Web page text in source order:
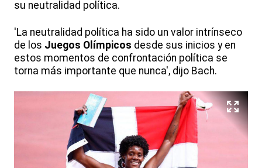
su neutralidad política.
'La neutralidad política ha sido un valor intrínseco
de los Juegos Olímpicos desde sus inicios y en
estos momentos de confrontación política se
torna más importante que nunca', dijo Bach.